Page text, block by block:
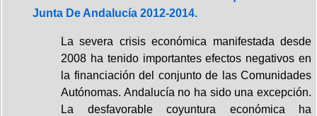
Junta De Andalucía 2012-2014.
La severa crisis económica manifestada desde
2008 ha tenido importantes efectos negativos en
la financiación del conjunto de las Comunidades
Autónomas. Andalucía no ha sido una excepción.
La desfavorable coyuntura económica ha